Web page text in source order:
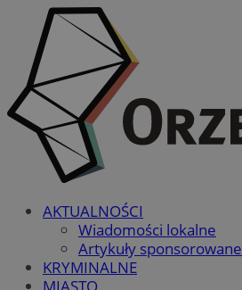
AKTUALNOŚCI
Wiadomości lokalne
Artykuły sponsorowane
KRYMINALNE